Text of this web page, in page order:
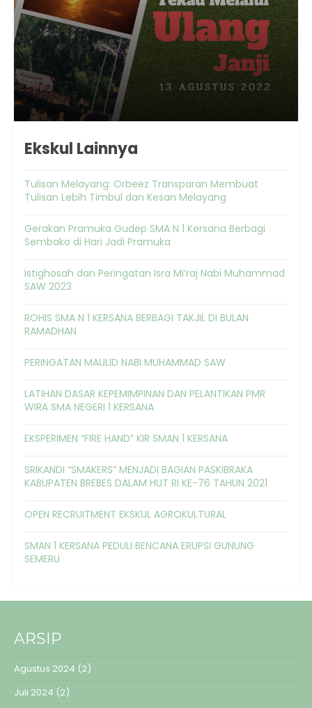
Ekskul Lainnya
Tulisan Melayang: Orbeez Transparan Membuat
Tulisan Lebih Timbul dan Kesan Melayang
Gerakan Pramuka Gudep SMA N 1 Kersana Berbagi
Sembako di Hari Jadi Pramuka
Istighosah dan Peringatan Isra Mi’raj Nabi Muhammad
SAW 2023
ROHIS SMA N 1 KERSANA BERBAGI TAKJIL DI BULAN
RAMADHAN
PERINGATAN MAULID NABI MUHAMMAD SAW
LATIHAN DASAR KEPEMIMPINAN DAN PELANTIKAN PMR
WIRA SMA NEGERI 1 KERSANA
EKSPERIMEN “FIRE HAND” KIR SMAN 1 KERSANA
SRIKANDI “SMAKERS” MENJADI BAGIAN PASKIBRAKA
KABUPATEN BREBES DALAM HUT RI KE-76 TAHUN 2021
OPEN RECRUITMENT EKSKUL AGROKULTURAL
SMAN 1 KERSANA PEDULI BENCANA ERUPSI GUNUNG
SEMERU
ARSIP
Agustus 2024 (2)
Juli 2024 (2)